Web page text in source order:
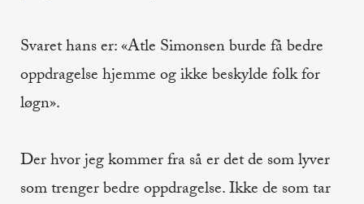
Svaret hans er: «Atle Simonsen burde få bedre
oppdragelse hjemme og ikke beskylde folk for
løgn».
Der hvor jeg kommer fra så er det de som lyver
som trenger bedre oppdragelse. Ikke de som tar